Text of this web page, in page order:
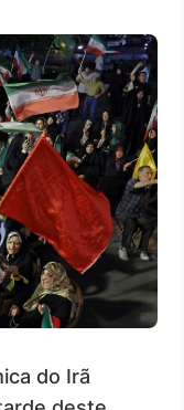
do Irã